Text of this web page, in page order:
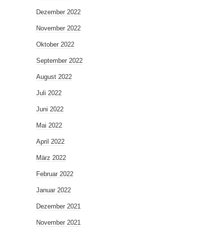
Dezember 2022
November 2022
Oktober 2022
September 2022
August 2022
Juli 2022
Juni 2022
Mai 2022
April 2022
März 2022
Februar 2022
Januar 2022
Dezember 2021
November 2021